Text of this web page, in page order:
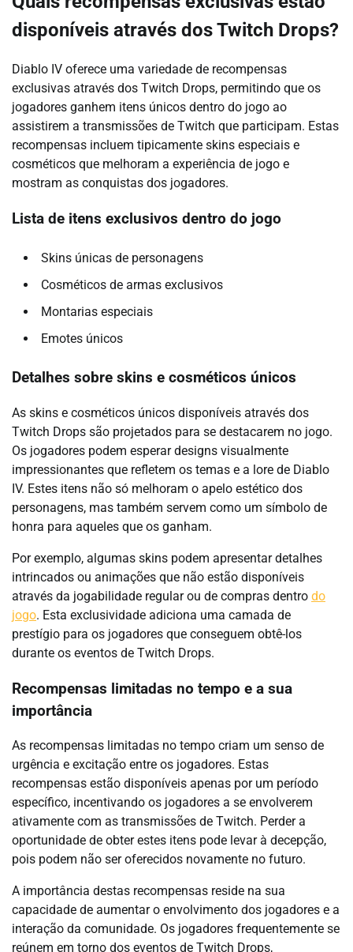
disponíveis através dos Twitch Drops?
Diablo IV oferece uma variedade de recompensas
exclusivas através dos Twitch Drops, permitindo que os
jogadores ganhem itens únicos dentro do jogo ao
assistirem a transmissões de Twitch que participam. Estas
recompensas incluem tipicamente skins especiais e
cosméticos que melhoram a experiência de jogo e
mostram as conquistas dos jogadores.
Lista de itens exclusivos dentro do jogo
Skins únicas de personagens
Cosméticos de armas exclusivos
Montarias especiais
Emotes únicos
Detalhes sobre skins e cosméticos únicos
As skins e cosméticos únicos disponíveis através dos
Twitch Drops são projetados para se destacarem no jogo.
Os jogadores podem esperar designs visualmente
impressionantes que refletem os temas e a lore de Diablo
IV. Estes itens não só melhoram o apelo estético dos
personagens, mas também servem como um símbolo de
honra para aqueles que os ganham.
Por exemplo, algumas skins podem apresentar detalhes
intrincados ou animações que não estão disponíveis
através da jogabilidade regular ou de compras dentro do
jogo. Esta exclusividade adiciona uma camada de
prestígio para os jogadores que conseguem obtê-los
durante os eventos de Twitch Drops.
Recompensas limitadas no tempo e a sua
importância
As recompensas limitadas no tempo criam um senso de
urgência e excitação entre os jogadores. Estas
recompensas estão disponíveis apenas por um período
específico, incentivando os jogadores a se envolverem
ativamente com as transmissões de Twitch. Perder a
oportunidade de obter estes itens pode levar à decepção,
pois podem não ser oferecidos novamente no futuro.
A importância destas recompensas reside na sua
capacidade de aumentar o envolvimento dos jogadores e a
interação da comunidade. Os jogadores frequentemente se
reúnem em torno dos eventos de Twitch Drops,